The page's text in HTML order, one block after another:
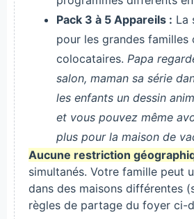
Pack 3 à 5 Appareils : La
pour les grandes familles
colocataires. Papa
salon, maman sa série
les enfants un dessin
et vous pouvez même
plus pour la maison de
Aucune restriction
simultanés. Votre famille peut
dans des maisons différentes
règles de partage du foyer ci-